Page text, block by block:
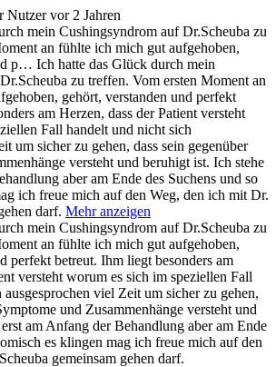
Nutzervor 2 Jahren
mein Cushingsyndrom auf Dr.Scheuba zu
an fühlte ich mich gut aufgehoben,
p… Ich hatte das Glück durch mein
zu treffen. Vom ersten Moment an
gehört, verstanden und perfekt
am Herzen, dass der Patient versteht
Fall handelt und nicht sich
um sicher zu gehen, dass sein gegenüber
versteht und beruhigt ist. Ich stehe
aber am Ende des Suchens und so
ich freue mich auf den Weg, den ich mit Dr.
darf. Mehr anzeigen
mein Cushingsyndrom auf Dr.Scheuba zu
an fühlte ich mich gut aufgehoben,
perfekt betreut. Ihm liegt besonders am
versteht worum es sich im speziellen Fall
viel Zeit um sicher zu gehen,
und Zusammenhänge versteht und
am Anfang der Behandlung aber am Ende
es klingen mag ich freue mich auf den
gemeinsam gehen darf.